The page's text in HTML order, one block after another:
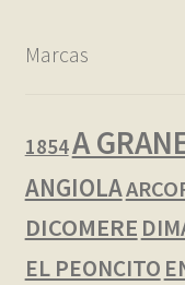
Marcas
1854A
ANGIOLA
DICOMERE
EL PEONCITO